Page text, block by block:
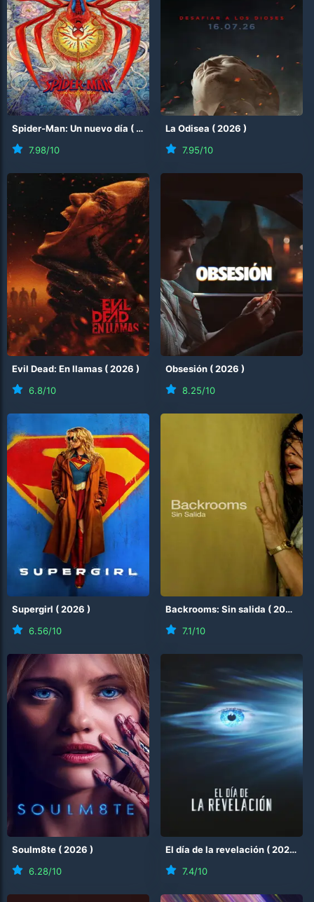
Spider-Man: Un nuevo día ( 2026
7.98/10
La Odisea (2026 )
7.95/10
Evil Dead: En llamas (2026 )
6.8/10
Obsesión (2026 )
8.25/10
Supergirl (2026 )
6.56/10
Backrooms: Sin salida (2026
7.1/10
Soulm8te (2026 )
6.28/10
El día de la revelación (2026 )
7.4/10